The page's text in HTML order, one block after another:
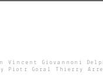
Vincent Giovannoni
Piotr Goral Thierry